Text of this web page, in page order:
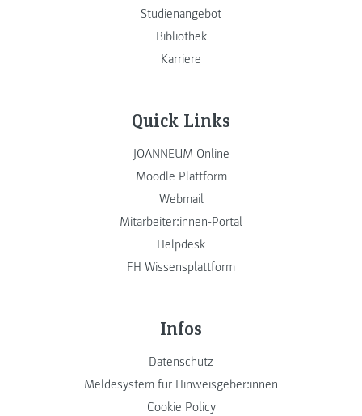
Studienangebot
Bibliothek
Karriere
Quick Links
JOANNEUM Online
Moodle Plattform
Webmail
Mitarbeiter:innen-Portal
Helpdesk
FH Wissensplattform
Infos
Datenschutz
Meldesystem für Hinweisgeber:innen
Cookie Policy